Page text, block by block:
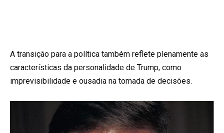
A transição para a política também reflete plenamente as
características da personalidade de Trump, como
imprevisibilidade e ousadia na tomada de decisões.